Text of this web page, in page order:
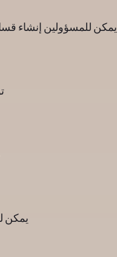
يمكن للمسؤولين إنشاء
يمكن